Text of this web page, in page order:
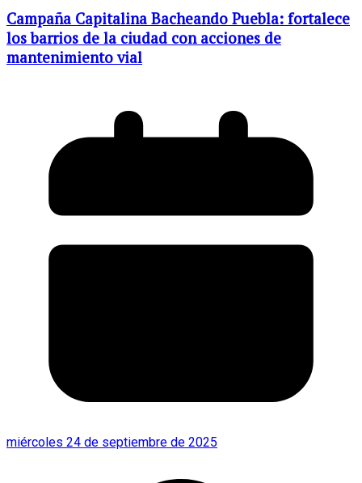
Campaña Capitalina Bacheando Puebla: fortalece
los barrios de la ciudad con acciones de
mantenimiento vial
miércoles 24 de septiembre de 2025